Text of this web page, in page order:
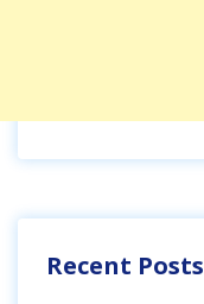
Recent Posts